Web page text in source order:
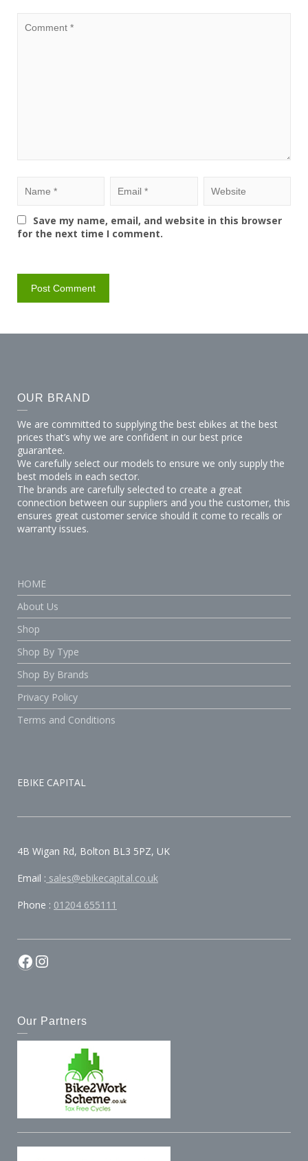
Save my name, email, and website in this browser
for the next time I comment.
OUR BRAND
We are committed to supplying the best ebikes at the best
prices that’s why we are confident in our best price
guarantee.
We carefully select our models to ensure we only supply the
best models in each sector.
The brands are carefully selected to create a great
connection between our suppliers and you the customer, this
ensures great customer service should it come to recalls or
warranty issues.
HOME
About Us
Shop
Shop By Type
Shop By Brands
Privacy Policy
Terms and Conditions
EBIKE CAPITAL
4B Wigan Rd, Bolton BL3 5PZ, UK
Email : sales@ebikecapital.co.uk
Phone : 01204 655111
Facebook
Instagram
Our Partners